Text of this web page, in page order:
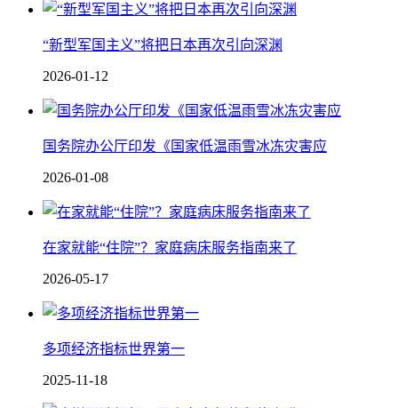
“新型军国主义”将把日本再次引向深渊
2026-01-12
国务院办公厅印发《国家低温雨雪冰冻灾害应
2026-01-08
在家就能“住院”？家庭病床服务指南来了
2026-05-17
多项经济指标世界第一
2025-11-18